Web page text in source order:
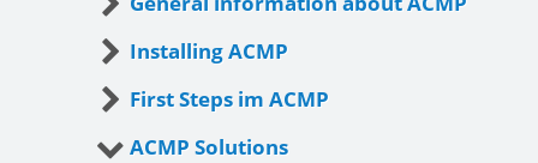
Installing ACMP
First Steps im ACMP
ACMP Solutions